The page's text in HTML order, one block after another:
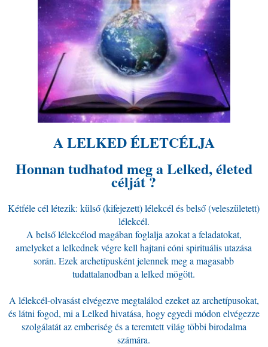
A LELKED ÉLETCÉLJA
Honnan tudhatod meg a Lelked, életed
célját ?
Kétféle cél létezik: külső (kifejezett) lélekcél és belső (veleszületett)
lélekcél.
A belső lélekcélod magában foglalja azokat a feladatokat,
amelyeket a lelkednek végre kell hajtani eóni spirituális utazása
során. Ezek archetípusként jelennek meg a magasabb
tudattalanodban a lelked mögött.
A lélekcél-olvasást elvégezve megtalálod ezeket az archetípusokat,
és látni fogod, mi a Lelked hivatása, hogy egyedi módon elvégezze
szolgálatát az emberiség és a teremtett világ többi birodalma
számára.